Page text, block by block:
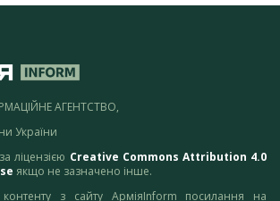
АГЕНТСТВО,
України
ліцензією Creative Commons Attribution 4.0
якщо не зазначено інше.
з сайту АрміяInform посилання на